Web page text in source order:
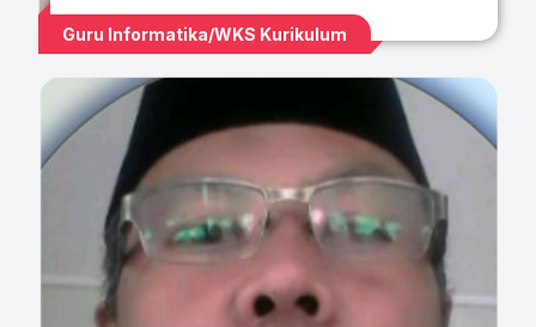
Guru Informatika/WKS Kurikulum